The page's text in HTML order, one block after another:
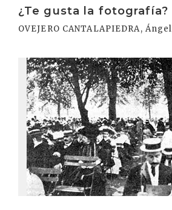
¿Te gusta la fotografía?
OVEJERO CANTALAPIEDRA, Ángel
Irakurri